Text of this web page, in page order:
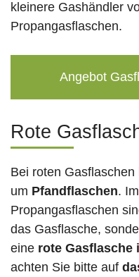
kleinere Gashändler
Propangasflaschen.
Angebot
Rote
Bei roten
um Pfandflaschen.
Propangasflaschen
das Gasflasche,
eine rote Gasflasche
achten Sie bitte auf